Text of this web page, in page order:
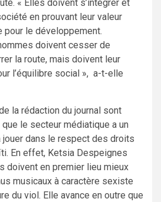
« Elles doivent s’intégrer et
en prouvant leur valeur
pour le développement.
doivent cesser de
la route, mais doivent leur
l’équilibre social », a-t-elle
la rédaction du journal sont
le secteur médiatique a un
jouer dans le respect des droits
En effet, Ketsia Despeignes
doivent en premier lieu mieux
musicaux à caractère sexiste
du viol. Elle avance en outre que